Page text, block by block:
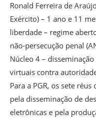
Ronald Ferreira de
Exército) – 1 ano e 11
liberdade – regime
não-persecução penal
Núcleo 4 –
virtuais contra
Para a PGR, os sete
pela disseminação de
eletrônicas e pela